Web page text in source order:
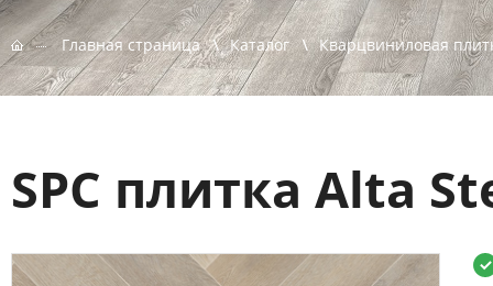
Главная страница Каталог Кварцвиниловая
SPC плитка Alta